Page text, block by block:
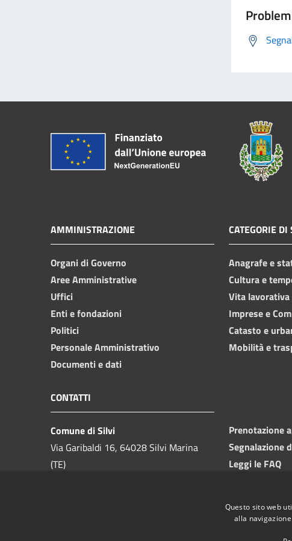
AMMINISTRAZIONE
Organi di Governo
Aree Amministrative
Uffici
Enti e fondazioni
Politici
Personale Amministrativo
Documenti e dati
CATEGORIE
Anagrafe e
Cultura e
Vita lavorativa
Imprese e
Catasto e
Mobilità e
CONTATTI
Comune di Silvi
Via Garibaldi 16, 64028 Silvi Marina
(TE)
Prenotazione
Segnalazione
Leggi le FAQ
Questo sito web
alla